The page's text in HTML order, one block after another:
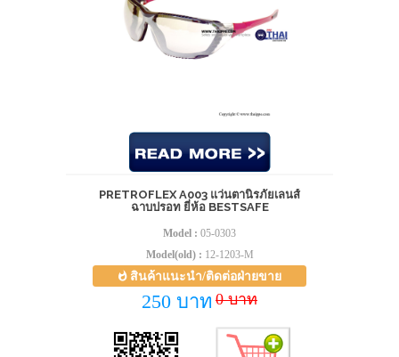
PRETROFLEX A003 แว่นตานิรภัยเลนส์
ฉาบปรอท ยี่ห้อ BESTSAFE
Model : 05-0303
Model(old) : 12-1203-M
สินค้าแนะนำ/ติดต่อฝ่ายขาย
250 บาท 0 บาท